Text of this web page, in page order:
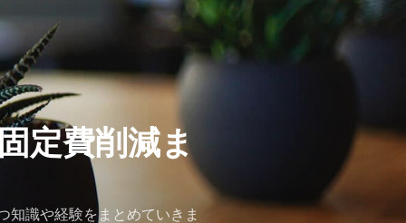
定費削減ま
知識や経験をまとめていきま